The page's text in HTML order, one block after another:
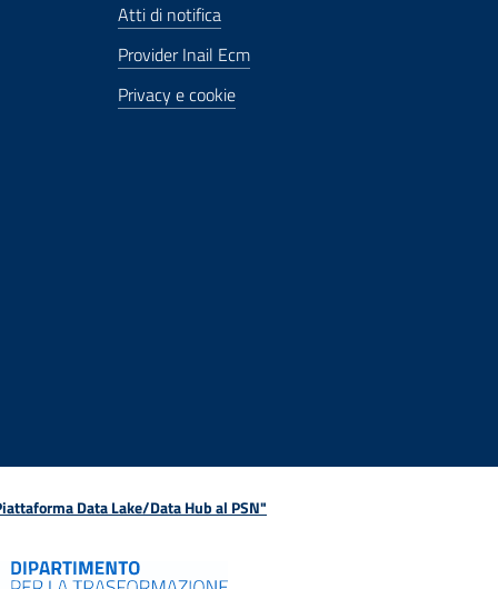
Atti di notifica
Provider Inail Ecm
Privacy e cookie
Data Lake/Data Hub al PSN"